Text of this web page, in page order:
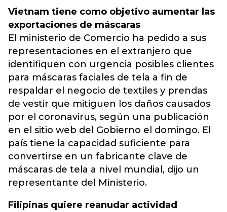
Vietnam tiene como objetivo aumentar las
exportaciones de máscaras
El ministerio de Comercio ha pedido a sus
representaciones en el extranjero que
identifiquen con urgencia posibles clientes
para máscaras faciales de tela a fin de
respaldar el negocio de textiles y prendas
de vestir que mitiguen los daños causados
por el coronavirus, según una publicación
en el sitio web del Gobierno el domingo. El
país tiene la capacidad suficiente para
convertirse en un fabricante clave de
máscaras de tela a nivel mundial, dijo un
representante del Ministerio.
Filipinas quiere reanudar actividad